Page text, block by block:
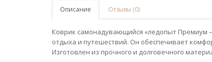
Описание Отзывы (0)
Коврик самонадувающийся «ледопыт Премиум
отдыха и путешествий. Он обеспечивает
Изготовлен из прочного и долговечного